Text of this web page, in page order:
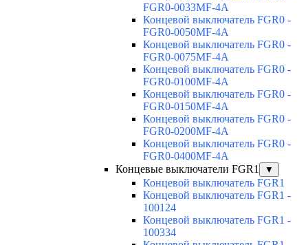
FGR0-0033MF-4A
Концевой выключатель FGR0 -
FGR0-0050MF-4A
Концевой выключатель FGR0 -
FGR0-0075MF-4A
Концевой выключатель FGR0 -
FGR0-0100MF-4A
Концевой выключатель FGR0 -
FGR0-0150MF-4A
Концевой выключатель FGR0 -
FGR0-0200MF-4A
Концевой выключатель FGR0 -
FGR0-0400MF-4A
Концевые выключатели FGR1
▼
Концевой выключатель FGR1
Концевой выключатель FGR1 -
100124
Концевой выключатель FGR1 -
100334